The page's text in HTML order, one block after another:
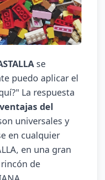
se
puedo aplicar el
La respuesta
ventajas del
universales y
en cualquier
en una gran
de